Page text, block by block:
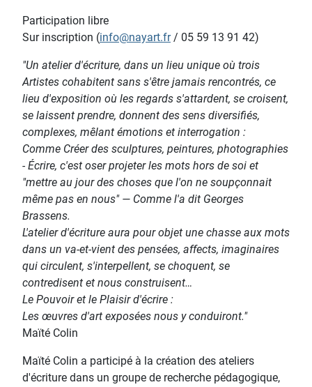
Participation libre
Sur inscription (info@nayart.fr/ 05 59 13 91 42)
"Un atelier d'écriture, dans un lieu unique où trois
Artistes cohabitent sans s'être jamais rencontrés, ce
lieu d'exposition où les regards s'attardent, se croisent,
se laissent prendre, donnent des sens diversifiés,
complexes, mêlant émotions et interrogation :
Comme Créer des sculptures, peintures, photographies
- Écrire, c'est oser projeter les mots hors de soi et
"mettre au jour des choses que l'on ne soupçonnait
même pas en nous" — Comme l'a dit Georges
Brassens.
L'atelier d'écriture aura pour objet une chasse aux mots
dans un va-et-vient des pensées, affects, imaginaires
qui circulent, s'interpellent, se choquent, se
contredisent et nous construisent…
Le Pouvoir et le Plaisir d'écrire :
Les œuvres d'art exposées nous y conduiront."
Maïté Colin
Maïté Colin a participé à la création des ateliers
d'écriture dans un groupe de recherche pédagogique,